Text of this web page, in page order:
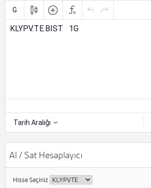
Al / Sat Hesaplayıcı
Hisse Seçiniz